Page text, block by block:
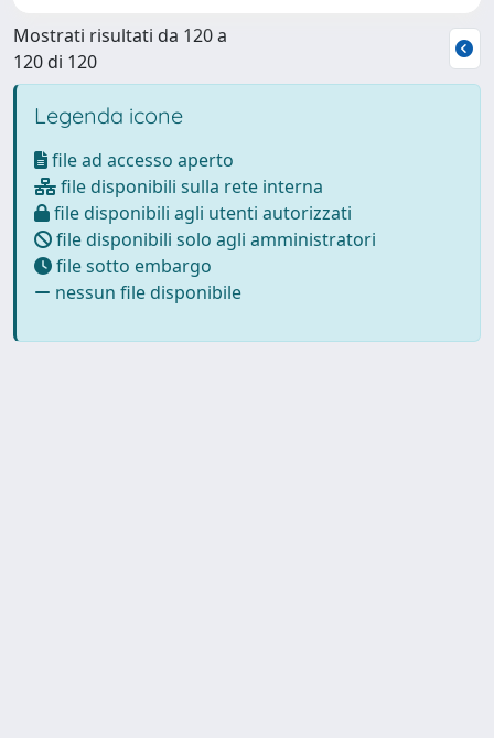
Mostrati risultati da 120 a
120 di 120
Legenda icone
file ad accesso aperto
file disponibili sulla rete interna
file disponibili agli utenti autorizzati
file disponibili solo agli amministratori
file sotto embargo
nessun file disponibile